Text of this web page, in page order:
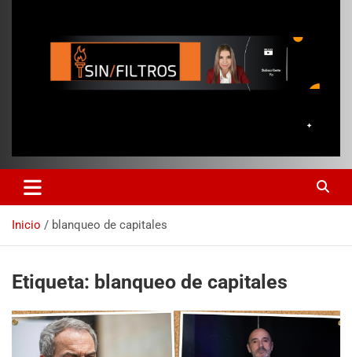
Inicio blanqueo de capitales
Etiqueta: blanqueo de capitales